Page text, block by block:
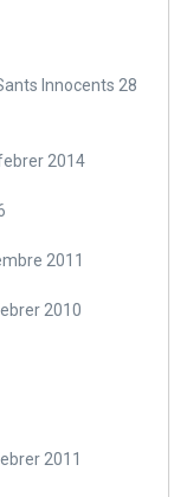
Innocents 28
2014
2011
2010
2011